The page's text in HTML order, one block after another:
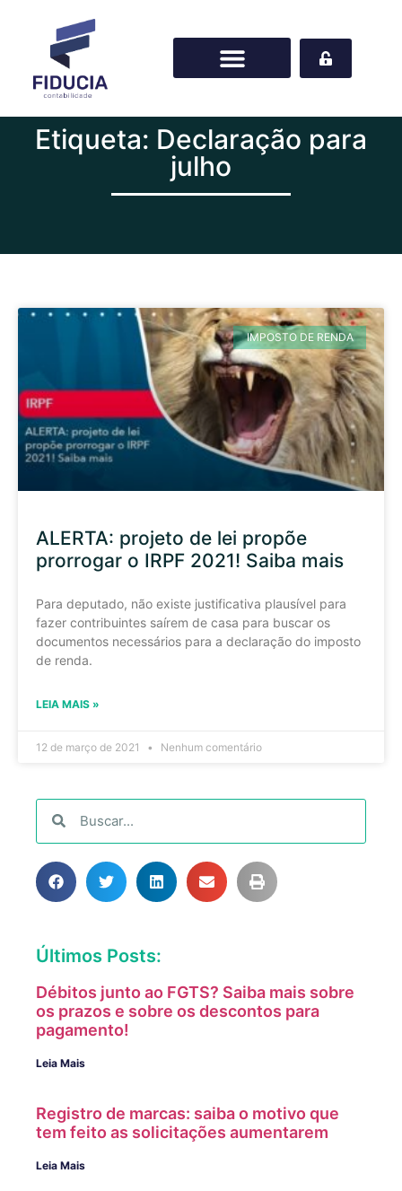
Etiqueta: Declaração para
julho
IMPOSTO DE RENDA
ALERTA: projeto de lei propõe
prorrogar o IRPF 2021! Saiba mais
Para deputado, não existe justificativa plausível para
fazer contribuintes saírem de casa para buscar os
documentos necessários para a declaração do imposto
de renda.
LEIA MAIS »
12 de março de 2021 Nenhum comentário
Últimos Posts:
Débitos junto ao FGTS? Saiba mais sobre
os prazos e sobre os descontos para
pagamento!
Leia Mais
Registro de marcas: saiba o motivo que
tem feito as solicitações aumentarem
Leia Mais